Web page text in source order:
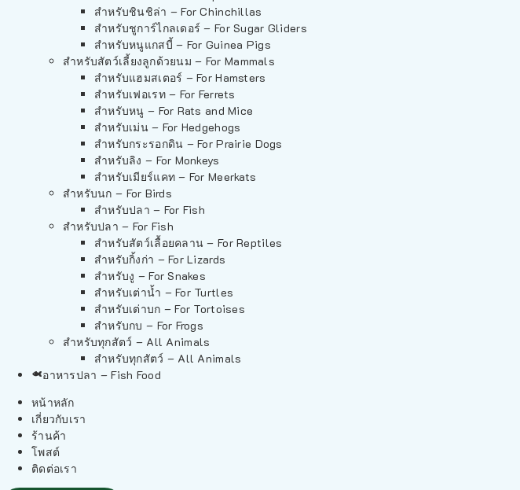
สำหรับชินชิล่า – For Chinchillas
สำหรับชูการ์ไกลเดอร์ – For Sugar Gliders
สำหรับหนูแกสบี้ – For Guinea Pigs
สำหรับสัตว์เลี้ยงลูกด้วยนม – For Mammals
สำหรับแฮมสเตอร์ – For Hamsters
สำหรับเฟอเรท – For Ferrets
สำหรับหนู – For Rats and Mice
สำหรับเม่น – For Hedgehogs
สำหรับกระรอกดิน – For Prairie Dogs
สำหรับลิง – For Monkeys
สำหรับเมียร์แคท – For Meerkats
สำหรับนก – For Birds
สำหรับปลา – For Fish
สำหรับปลา – For Fish
สำหรับสัตว์เลื้อยคลาน – For Reptiles
สำหรับกิ้งก่า – For Lizards
สำหรับงู – For Snakes
สำหรับเต่าน้ำ – For Turtles
สำหรับเต่าบก – For Tortoises
สำหรับกบ – For Frogs
สำหรับทุกสัตว์ – All Animals
สำหรับทุกสัตว์ – All Animals
อาหารปลา – Fish Food
หน้าหลัก
เกี่ยวกับเรา
ร้านค้า
โพสต์
ติดต่อเรา